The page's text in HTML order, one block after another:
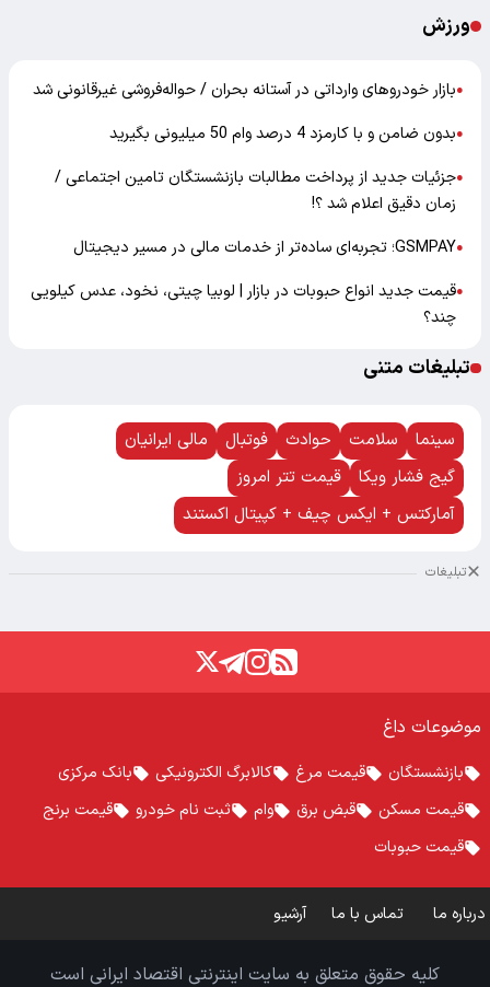
ورزش
●بازار خودرو‌های وارداتی در آستانه بحران / حواله‌فروشی غیرقانونی شد
●بدون ضامن و با کارمزد 4 درصد وام 50 میلیونی بگیرید
●جزئیات جدید از پرداخت مطالبات بازنشستگان تامین اجتماعی /
زمان دقیق اعلام شد ؟!
●GSMPAY؛ تجربه‌ای ساده‌تر از خدمات مالی در مسیر دیجیتال
●قیمت جدید انواع حبوبات در بازار | لوبیا چیتی، نخود، عدس کیلویی
چند؟
تبلیغات متنی
سینما سلامت حوادث فوتبال
مالی ایرانیان
گیج فشار ویکا
قیمت تتر امروز
آمارکتس + ایکس چیف + کپیتال اکستند
تبلیغات
موضوعات داغ
بازنشستگان قیمت مرغ کالابرگ الکترونیکی
بانک مرکزی
قیمت مسکن
قبض برق وام ثبت نام خودرو
قیمت برنج
قیمت حبوبات
درباره ما تماس با ما آرشیو
کلیه حقوق متعلق به سایت اینترنتی اقتصاد ایرانی است